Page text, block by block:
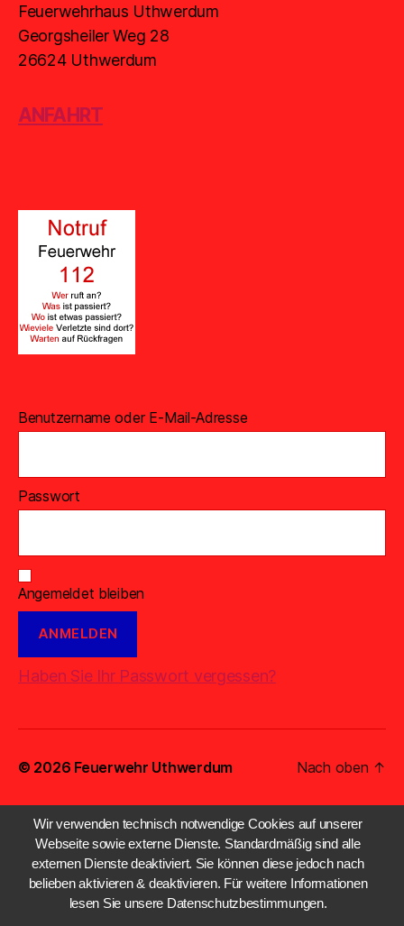
Feuerwehrhaus Uthwerdum
Georgsheiler Weg 28
26624 Uthwerdum
ANFAHRT
Benutzername oder E-Mail-Adresse
Passwort
Angemeldet bleiben
Haben Sie Ihr Passwort vergessen?
© 2026 Feuerwehr Uthwerdum Nach oben ↑
Wir verwenden technisch notwendige Cookies auf unserer
Webseite sowie externe Dienste. Standardmäßig sind alle
externen Dienste deaktiviert. Sie können diese jedoch nach
belieben aktivieren & deaktivieren. Für weitere Informationen
lesen Sie unsere Datenschutzbestimmungen.